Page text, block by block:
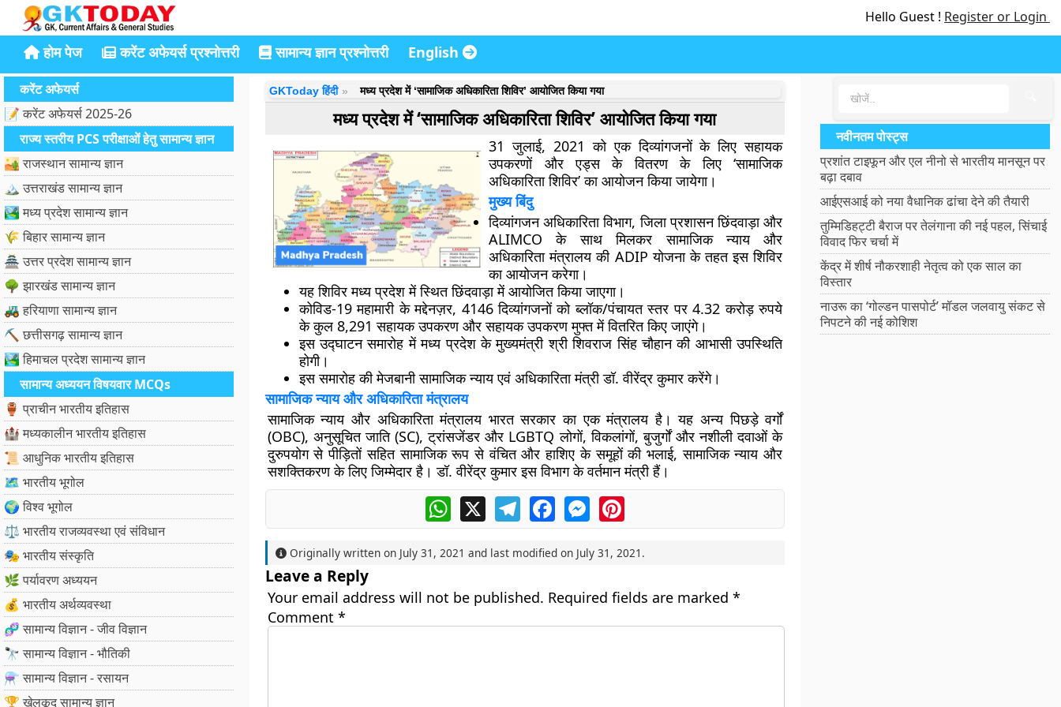
Hello Guest ! Register or Login
होम पेज करेंट अफेयर्स प्रश्नोत्तरी सामान्य ज्ञान प्रश्नोत्तरी English
करेंट अफेयर्स
📝 करेंट अफेयर्स 2025-26
राज्य स्तरीय PCS परीक्षाओं हेतु सामान्य ज्ञान
🏜️ राजस्थान सामान्य ज्ञान
🏔️ उत्तराखंड सामान्य ज्ञान
🏞️ मध्य प्रदेश सामान्य ज्ञान
🌾 बिहार सामान्य ज्ञान
🏯 उत्तर प्रदेश सामान्य ज्ञान
🌳 झारखंड सामान्य ज्ञान
🚜 हरियाणा सामान्य ज्ञान
⛏️ छत्तीसगढ़ सामान्य ज्ञान
🏞️ हिमाचल प्रदेश सामान्य ज्ञान
सामान्य अध्ययन विषयवार MCQs
🏺 प्राचीन भारतीय इतिहास
🏰 मध्यकालीन भारतीय इतिहास
📜 आधुनिक भारतीय इतिहास
🗺️ भारतीय भूगोल
🌍 विश्व भूगोल
⚖️ भारतीय राजव्यवस्था एवं संविधान
🎭 भारतीय संस्कृति
🌿 पर्यावरण अध्ययन
💰 भारतीय अर्थव्यवस्था
🧬 सामान्य विज्ञान - जीव विज्ञान
🔭 सामान्य विज्ञान - भौतिकी
⚗️ सामान्य विज्ञान - रसायन
🏆 खेलकूद सामान्य ज्ञान
GKToday हिंदी मध्य प्रदेश में ‘सामाजिक अधिकारिता शिविर’ आयोजित किया गया
मध्य प्रदेश में ‘सामाजिक अधिकारिता शिविर’ आयोजित किया गया
31जुलाई, 2021 को एक दिव्यांगजनों के लिए सहायक
उपकरणों और एड्स के वितरण के लिए ‘सामाजिक
अधिकारिता शिविर’ का आयोजन किया जायेगा।
मुख्य बिंदु
दिव्यांगजन अधिकारिता विभाग, जिला प्रशासन छिंदवाड़ा और
ALIMCO के साथ मिलकर सामाजिक न्याय और
अधिकारिता मंत्रालय की ADIP योजना के तहत इस शिविर
का आयोजन करेगा।
यह शिविर मध्य प्रदेश में स्थित छिंदवाड़ा में आयोजित किया जाएगा।
कोविड-19 महामारी के मद्देनज़र, 4146 दिव्यांगजनों को ब्लॉक/पंचायत स्तर पर 4.32 करोड़ रुपये
के कुल 8,291 सहायक उपकरण और सहायक उपकरण मुफ्त में वितरित किए जाएंगे।
इस उद्घाटन समारोह में मध्य प्रदेश के मुख्यमंत्री श्री शिवराज सिंह चौहान की आभासी उपस्थिति
होगी।
इस समारोह की मेजबानी सामाजिक न्याय एवं अधिकारिता मंत्री डॉ. वीरेंद्र कुमार करेंगे।
सामाजिक न्याय और अधिकारिता मंत्रालय
सामाजिक न्याय और अधिकारिता मंत्रालय भारत सरकार का एक मंत्रालय है। यह अन्य पिछड़े वर्गों
(OBC), अनुसूचित जाति (SC), ट्रांसजेंडर और LGBTQ लोगों, विकलांगों, बुजुर्गों और नशीली दवाओं के
दुरुपयोग से पीड़ितों सहित सामाजिक रूप से वंचित और हाशिए के समूहों की भलाई, सामाजिक न्याय और
सशक्तिकरण के लिए जिम्मेदार है। डॉ. वीरेंद्र कुमार इस विभाग के वर्तमान मंत्री हैं।
WhatsApp
X TelegramFacebookMessengerPinterest
Originally written on July 31, 2021 and last modified on July 31, 2021 .
Leave a Reply
Your email address will not be published. Required fields are marked *
Comment *
नवीनतम पोस्ट्स
प्रशांत टाइफून और एल नीनो से भारतीय मानसून पर
बढ़ा दबाव
आईएसआई को नया वैधानिक ढांचा देने की तैयारी
तुम्मिडिहट्टी बैराज पर तेलंगाना की नई पहल, सिंचाई
विवाद फिर चर्चा में
केंद्र में शीर्ष नौकरशाही नेतृत्व को एक साल का
विस्तार
नाउरू का ‘गोल्डन पासपोर्ट’ मॉडल जलवायु संकट से
निपटने की नई कोशिश